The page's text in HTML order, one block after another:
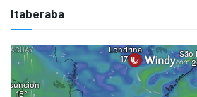
Itaberaba